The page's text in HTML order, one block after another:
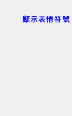
顯示表情符號